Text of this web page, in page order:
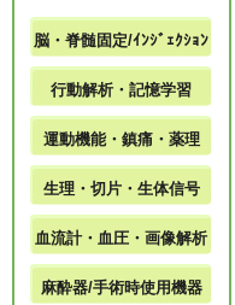
脳・脊髄固定/ｲﾝｼﾞｪｸｼｮﾝ
行動解析・記憶学習
運動機能・鎮痛・薬理
生理・切片・生体信号
血流計・血圧・画像解析
麻酔器/手術時使用機器